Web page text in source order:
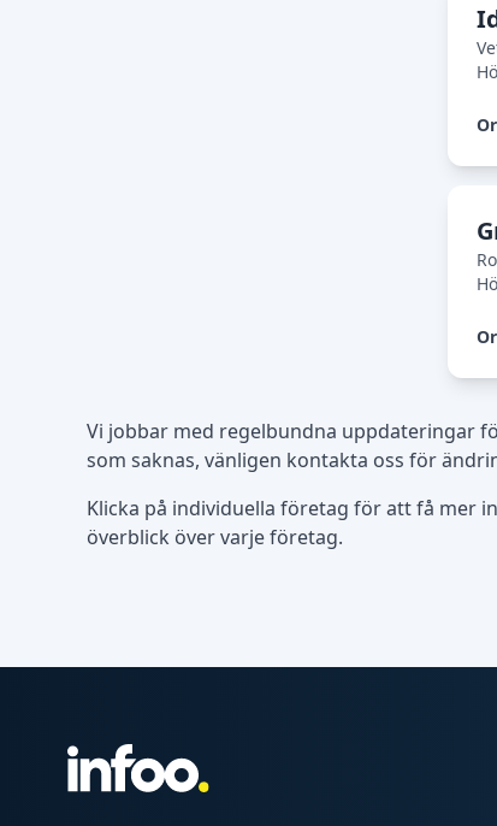
Vi jobbar med regelbundna uppdateringar
som saknas, vänligen kontakta oss för
Klicka på individuella företag för att få mer
överblick över varje företag.